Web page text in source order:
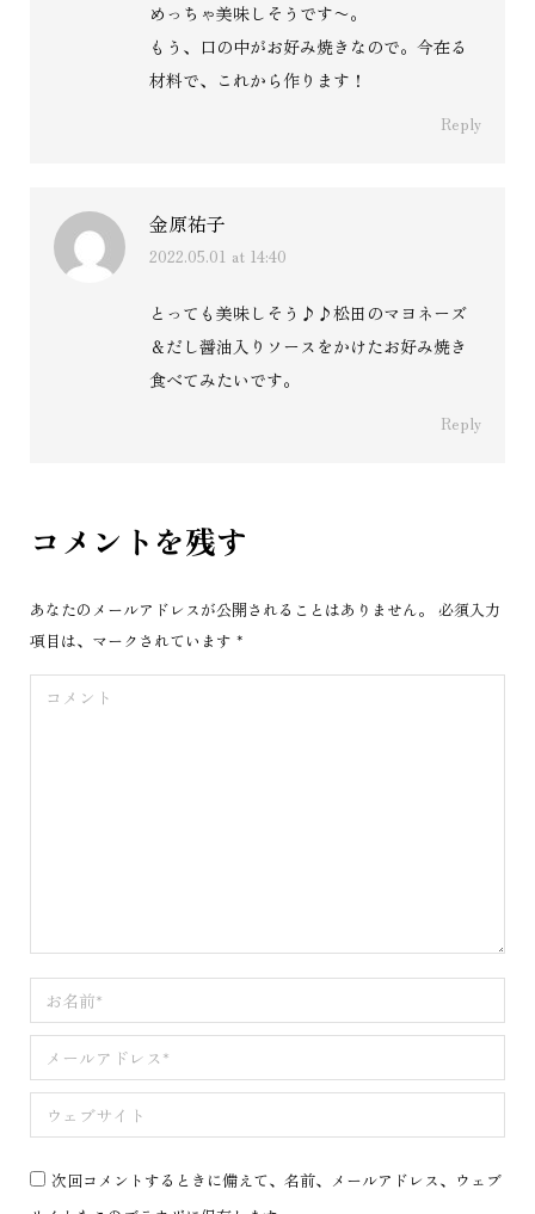
めっちゃ美味しそうです〜。
もう、口の中がお好み焼きなので。今在る
材料で、これから作ります！
Reply
金原祐子
says:
2022.05.01 at 14:40
とっても美味しそう♪♪松田のマヨネーズ
＆だし醤油入りソースをかけたお好み焼き
食べてみたいです。
Reply
コメントを残す
あなたのメールアドレスが公開されることはありません。 必須入力
項目は、マークされています *
コメント
お名前 *
メールアドレス *
ウェブサイト
次回コメントするときに備えて、名前、メールアドレス、ウェブ